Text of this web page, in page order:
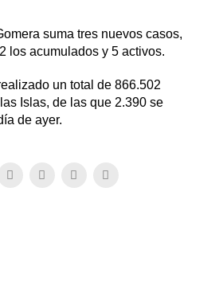
suma tres nuevos casos,
los acumulados y 5 activos.
un total de 866.502
Islas, de las que 2.390 se
de ayer.